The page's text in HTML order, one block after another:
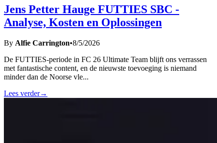
Jens Petter Hauge FUTTIES SBC -
Analyse, Kosten en Oplossingen
By Alfie Carrington•8/5/2026
De FUTTIES-periode in FC 26 Ultimate Team blijft ons verrassen
met fantastische content, en de nieuwste toevoeging is niemand
minder dan de Noorse vle...
Lees verder→